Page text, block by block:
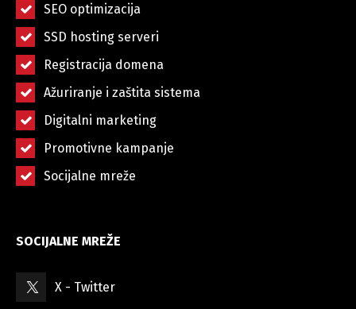
SEO optimizacija
SSD hosting serveri
Registracija domena
Ažuriranje i zaštita sistema
Digitalni marketing
Promotivne kampanje
Socijalne mreže
SOCIJALNE MREŽE
X - Twitter